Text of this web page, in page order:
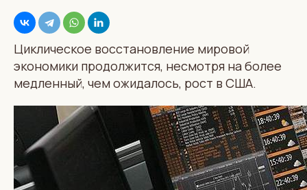
Циклическое восстановление мировой
экономики продолжится, несмотря на более
медленный, чем ожидалось, рост в США.